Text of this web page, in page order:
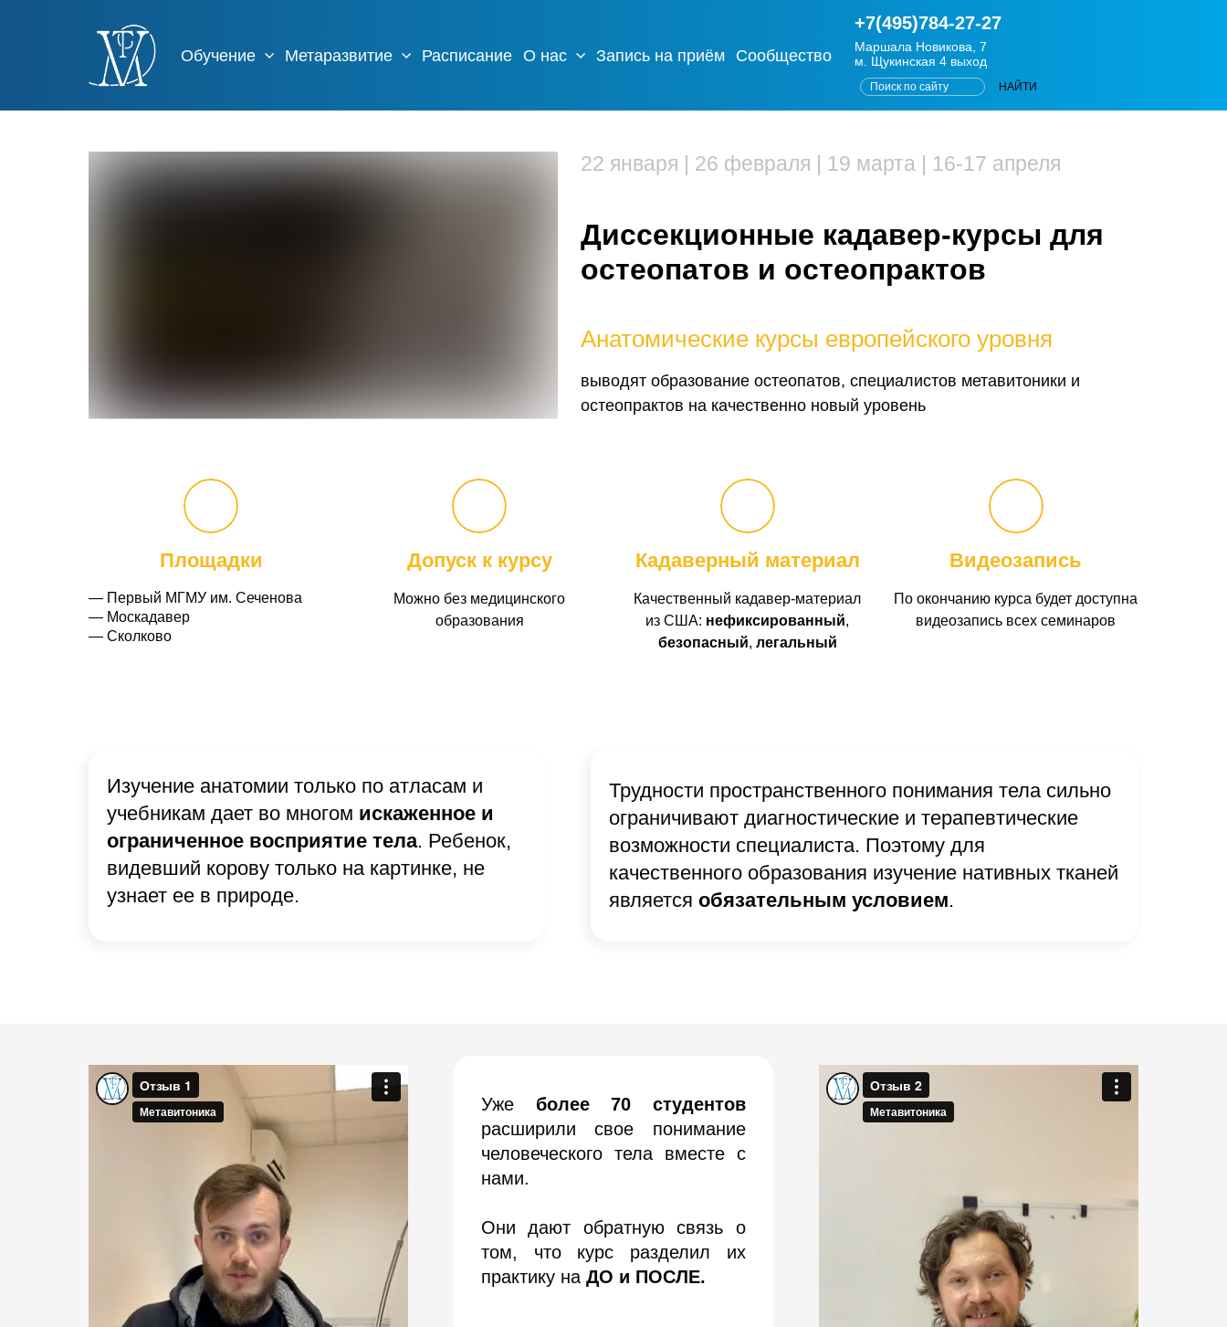
Обучение Метаразвитие Расписание О нас Запись на приём Сообщество
+7(495)784-27-27
Маршала Новикова, 7
м. Щукинская 4 выход
22 января | 26 февраля | 19 марта | 16-17 апреля
Диссекционные кадавер-курсы для
остеопатов и остеопрактов
Анатомическиекурсы европейского уровня
выводят образование остеопатов, специалистов метавитоники и
остеопрактов на качественно новый уровень
Площадки
— Первый МГМУ им. Сеченова
— Москадавер
— Сколково
Допуск к курсу
Можно без медицинского
образования
Кадаверный материал
Качественный кадавер-материал
из США: нефиксированный,
безопасный, легальный
Видеозапись
По окончанию курса будет доступна
видеозапись всех семинаров
Изучение анатомии только по атласам и
учебникам дает во многом искаженное и
ограниченное восприятие тела. Ребенок,
видевший корову только на картинке, не
узнает ее в природе.
Трудности пространственного понимания тела сильно
ограничивают диагностические и терапевтические
возможности специалиста. Поэтому для
качественного образования изучение нативных тканей
является обязательным условием.
Уже более 70 студентов
расширили свое понимание
человеческого тела вместе с
нами.
Они дают обратную связь о
том, что курс разделил их
практику на ДО и ПОСЛЕ.